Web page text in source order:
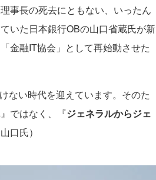
事長の死去にともない、いったん
いた日本銀行OBの山口省蔵氏が新
金融IT協会」として再始動させた
ない時代を迎えています。そのた
ではなく、『ジェネラルからジェ
口氏）